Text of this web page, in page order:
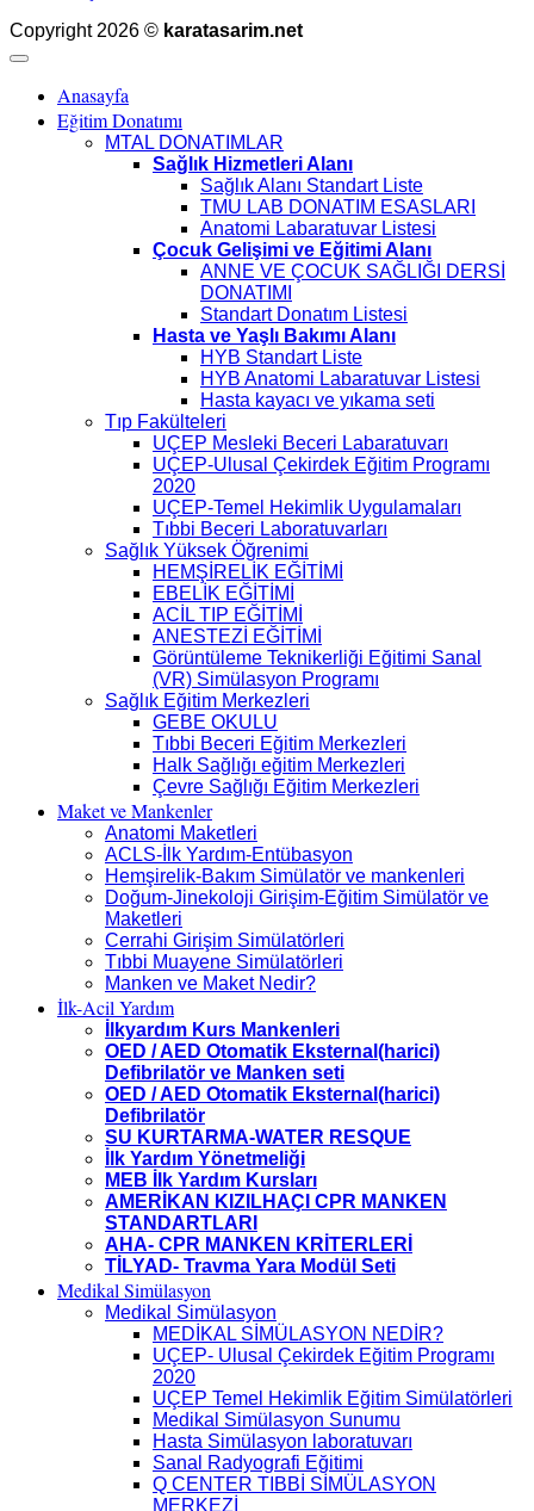
Copyright 2026 © karatasarim.net
Anasayfa
Eğitim Donatımı
MTAL DONATIMLAR
Sağlık Hizmetleri Alanı
Sağlık Alanı Standart Liste
TMU LAB DONATIM ESASLARI
Anatomi Labaratuvar Listesi
Çocuk Gelişimi ve Eğitimi Alanı
ANNE VE ÇOCUK SAĞLIĞI DERSİ
DONATIMI
Standart Donatım Listesi
Hasta ve Yaşlı Bakımı Alanı
HYB Standart Liste
HYB Anatomi Labaratuvar Listesi
Hasta kayacı ve yıkama seti
Tıp Fakülteleri
UÇEP Mesleki Beceri Labaratuvarı
UÇEP-Ulusal Çekirdek Eğitim Programı
2020
UÇEP-Temel Hekimlik Uygulamaları
Tıbbi Beceri Laboratuvarları
Sağlık Yüksek Öğrenimi
HEMŞİRELİK EĞİTİMİ
EBELİK EĞİTİMİ
ACİL TIP EĞİTİMİ
ANESTEZİ EĞİTİMİ
Görüntüleme Teknikerliği Eğitimi Sanal
(VR) Simülasyon Programı
Sağlık Eğitim Merkezleri
GEBE OKULU
Tıbbi Beceri Eğitim Merkezleri
Halk Sağlığı eğitim Merkezleri
Çevre Sağlığı Eğitim Merkezleri
Maket ve Mankenler
Anatomi Maketleri
ACLS-İlk Yardım-Entübasyon
Hemşirelik-Bakım Simülatör ve mankenleri
Doğum-Jinekoloji Girişim-Eğitim Simülatör ve
Maketleri
Cerrahi Girişim Simülatörleri
Tıbbi Muayene Simülatörleri
Manken ve Maket Nedir?
İlk-Acil Yardım
İlkyardım Kurs Mankenleri
OED / AED Otomatik Eksternal(harici)
Defibrilatör ve Manken seti
OED / AED Otomatik Eksternal(harici)
Defibrilatör
SU KURTARMA-WATER RESQUE
İlk Yardım Yönetmeliği
MEB İlk Yardım Kursları
AMERİKAN KIZILHAÇI CPR MANKEN
STANDARTLARI
AHA- CPR MANKEN KRİTERLERİ
TİLYAD- Travma Yara Modül Seti
Medikal Simülasyon
Medikal Simülasyon
MEDİKAL SİMÜLASYON NEDİR?
UÇEP- Ulusal Çekirdek Eğitim Programı
2020
UÇEP Temel Hekimlik Eğitim Simülatörleri
Medikal Simülasyon Sunumu
Hasta Simülasyon laboratuvarı
Sanal Radyografi Eğitimi
Q CENTER TIBBİ SİMÜLASYON
MERKEZİ